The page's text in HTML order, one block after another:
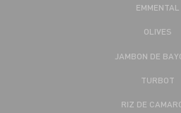
EMMENTAL
OLIVES
JAMBON DE
TURBOT
RIZ DE